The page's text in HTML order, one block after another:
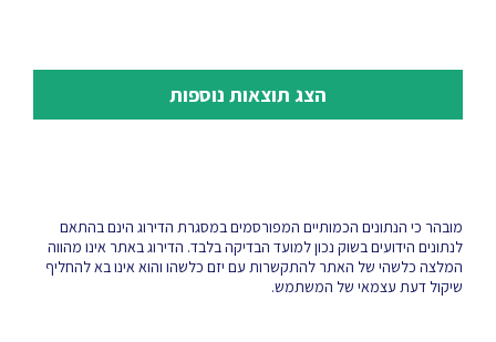
הצג תוצאות נוספות
מובהר כי הנתונים הכמותיים המפורסמים במסגרת הדירוג הינם בהתאם
לנתונים הידועים בשוק נכון למועד הבדיקה בלבד. הדירוג באתר אינו מהווה
המלצה כלשהי של האתר להתקשרות עם יזם כלשהו והוא אינו בא להחליף
שיקול דעת עצמאי של המשתמש.